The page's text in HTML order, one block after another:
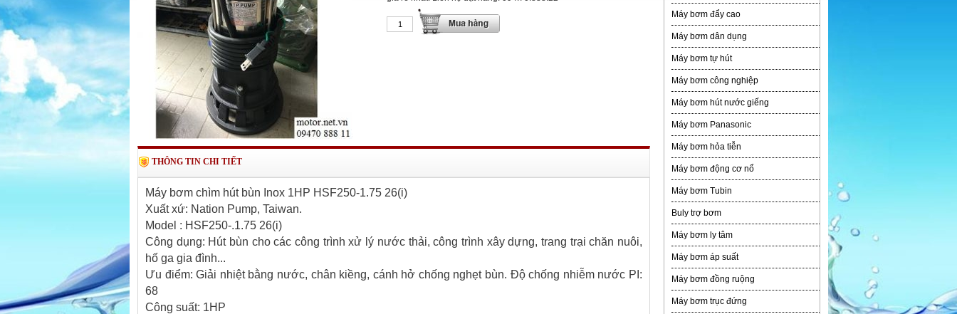
THÔNG TIN CHI TIẾT
Máy bơm chìm hút bùn Inox 1HP HSF250-1.75 26(i)
Xuất xứ: Nation Pump, Taiwan.
Model : HSF250-.1.75 26(i)
Công dụng: Hút bùn cho các công trình xử lý nước thải, công trình xây dựng, trang trại chăn nuôi,
hố ga gia đình...
Ưu điểm: Giải nhiệt bằng nước, chân kiềng, cánh hở chống nghẹt bùn. Độ chống nhiễm nước PI:
68
Công suất: 1HP
Máy bơm đẩy cao
Máy bơm dân dụng
Máy bơm tự hút
Máy bơm công nghiệp
Máy bơm hút nước giếng
Máy bơm Panasonic
Máy bơm hỏa tiễn
Máy bơm động cơ nổ
Máy bơm Tubin
Buly trợ bơm
Máy bơm ly tâm
Máy bơm áp suất
Máy bơm đồng ruộng
Máy bơm trục đứng